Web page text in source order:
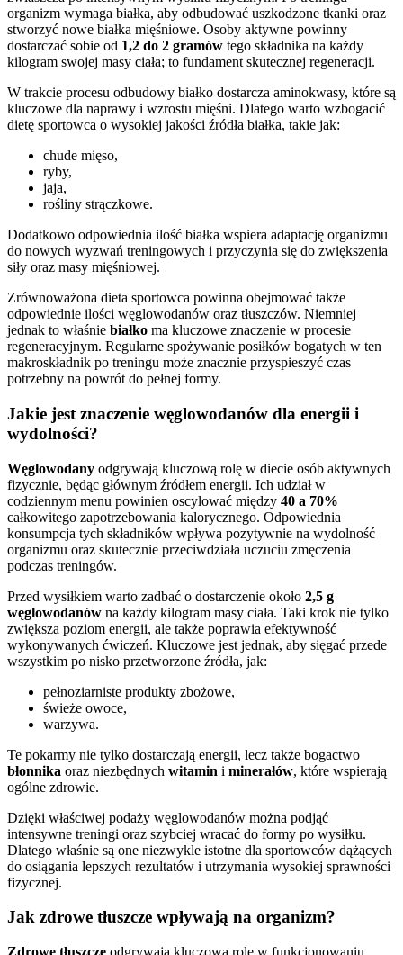
organizm wymaga białka, aby odbudować uszkodzone tkanki oraz
stworzyć nowe białka mięśniowe. Osoby aktywne powinny
dostarczać sobie od 1,2 do 2 gramów tego składnika na każdy
kilogram swojej masy ciała; to fundament skutecznej regeneracji.
W trakcie procesu odbudowy białko dostarcza aminokwasy, które są
kluczowe dla naprawy i wzrostu mięśni. Dlatego warto wzbogacić
dietę sportowca o wysokiej jakości źródła białka, takie jak:
chude mięso,
ryby,
jaja,
rośliny strączkowe.
Dodatkowo odpowiednia ilość białka wspiera adaptację organizmu
do nowych wyzwań treningowych i przyczynia się do zwiększenia
siły oraz masy mięśniowej.
Zrównoważona dieta sportowca powinna obejmować także
odpowiednie ilości węglowodanów oraz tłuszczów. Niemniej
jednak to właśnie białko ma kluczowe znaczenie w procesie
regeneracyjnym. Regularne spożywanie posiłków bogatych w ten
makroskładnik po treningu może znacznie przyspieszyć czas
potrzebny na powrót do pełnej formy.
Jakie jest znaczenie węglowodanów dla energii i
wydolności?
Węglowodany odgrywają kluczową rolę w diecie osób aktywnych
fizycznie, będąc głównym źródłem energii. Ich udział w
codziennym menu powinien oscylować między 40 a 70%
całkowitego zapotrzebowania kalorycznego. Odpowiednia
konsumpcja tych składników wpływa pozytywnie na wydolność
organizmu oraz skutecznie przeciwdziała uczuciu zmęczenia
podczas treningów.
Przed wysiłkiem warto zadbać o dostarczenie około 2,5 g
węglowodanów na każdy kilogram masy ciała. Taki krok nie tylko
zwiększa poziom energii, ale także poprawia efektywność
wykonywanych ćwiczeń. Kluczowe jest jednak, aby sięgać przede
wszystkim po nisko przetworzone źródła, jak:
pełnoziarniste produkty zbożowe,
świeże owoce,
warzywa.
Te pokarmy nie tylko dostarczają energii, lecz także bogactwo
błonnika oraz niezbędnych witamin i minerałów, które wspierają
ogólne zdrowie.
Dzięki właściwej podaży węglowodanów można podjąć
intensywne treningi oraz szybciej wracać do formy po wysiłku.
Dlatego właśnie są one niezwykle istotne dla sportowców dążących
do osiągania lepszych rezultatów i utrzymania wysokiej sprawności
fizycznej.
Jak zdrowe tłuszcze wpływają na organizm?